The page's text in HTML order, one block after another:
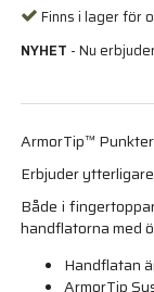
Finns i lager för
NYHET - Nu
ArmorTip™
Erbjuder
Både i
handflatorna med
Handflatan
ArmorTip